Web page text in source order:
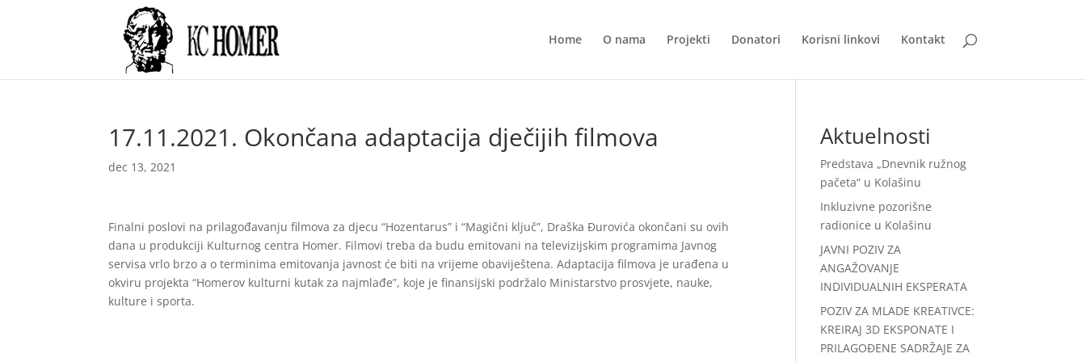
Home O nama Projekti Donatori Korisni linkovi Kontakt
17.11.2021. Okončana adaptacija dječijih filmova
dec 13, 2021
Finalni poslovi na prilagođavanju filmova za djecu “Hozentarus” i “Magični ključ”, Draška Đurovića okončani su ovih
dana u produkciji Kulturnog centra Homer. Filmovi treba da budu emitovani na televizijskim programima Javnog
servisa vrlo brzo a o terminima emitovanja javnost će biti na vrijeme obaviještena. Adaptacija filmova je urađena u
okviru projekta “Homerov kulturni kutak za najmlađe”, koje je finansijski podržalo Ministarstvo prosvjete, nauke,
kulture i sporta.
Aktuelnosti
Predstava „Dnevnik ružnog
pačeta“ u Kolašinu
Inkluzivne pozorišne
radionice u Kolašinu
JAVNI POZIV ZA
ANGAŽOVANJE
INDIVIDUALNIH EKSPERATA
POZIV ZA MLADE KREATIVCE:
KREIRAJ 3D EKSPONATE I
PRILAGOĐENE SADRŽAJE ZA